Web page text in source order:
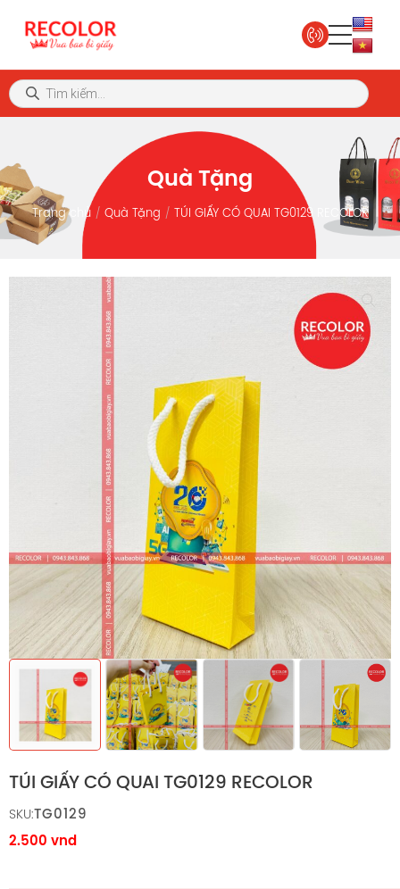
Quà Tặng
Trang chủ Quà Tặng TÚI GIẤY CÓ QUAI TG0129 RECOLOR
TÚI GIẤY CÓ QUAI TG0129 RECOLOR
SKU:TG0129
2.500 vnd